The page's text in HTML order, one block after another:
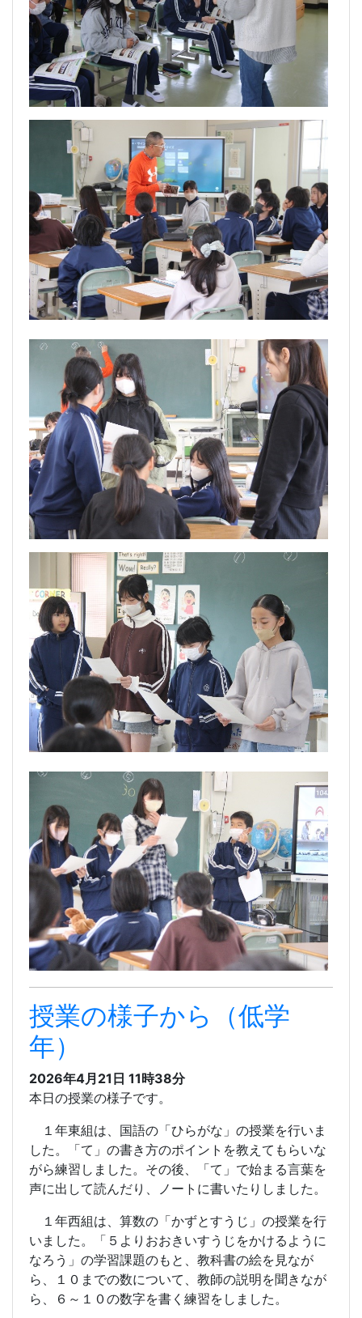
授業の様子から（低学
年）
2026年4月21日 11時38分
本日の授業の様子です。
１年東組は、国語の「ひらがな」の授業を行いま
した。「て」の書き方のポイントを教えてもらいな
がら練習しました。その後、「て」で始まる言葉を
声に出して読んだり、ノートに書いたりしました。
１年西組は、算数の「かずとすうじ」の授業を行
いました。「５よりおおきいすうじをかけるように
なろう」の学習課題のもと、教科書の絵を見なが
ら、１０までの数について、教師の説明を聞きなが
ら、６～１０の数字を書く練習をしました。